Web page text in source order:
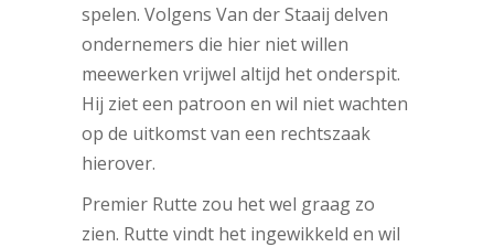
spelen. Volgens Van der Staaij delven
ondernemers die hier niet willen
meewerken vrijwel altijd het onderspit.
Hij ziet een patroon en wil niet wachten
op de uitkomst van een rechtszaak
hierover.
Premier Rutte zou het wel graag zo
zien. Rutte vindt het ingewikkeld en wil